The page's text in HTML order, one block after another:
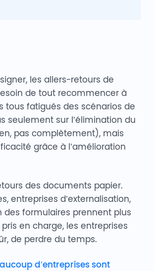
les allers-retours de
de tout recommencer à
tous fatigués des scénarios de
seulement sur l’élimination du
pas complètement), mais
grâce à l’amélioration
des documents papier.
entreprises d’externalisation,
des formulaires prennent plus
en charge, les entreprises
de perdre du temps.
d’entreprises sont